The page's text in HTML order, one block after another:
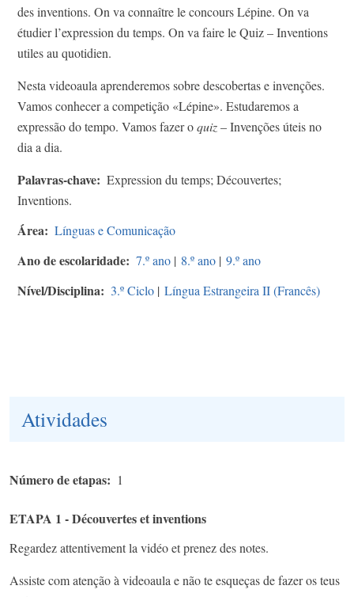
des inventions. On va connaître le concours Lépine. On va
étudier l’expression du temps. On va faire le Quiz – Inventions
utiles au quotidien.
Nesta videoaula aprenderemos sobre descobertas e invenções.
Vamos conhecer a competição «Lépine». Estudaremos a
expressão do tempo. Vamos fazer oquiz– Invenções úteis no
dia a dia.
Palavras-chave
Expression du temps; Découvertes;
Inventions.
Área Línguas e Comunicação
Ano de escolaridade 7.º ano | 8.º ano | 9.º ano
Nível/Disciplina 3.º Ciclo | Língua Estrangeira II (Francês)
Atividades
Número de etapas 1
ETAPA 1 - Découvertes et inventions
Regardez attentivement la vidéo et prenez des notes.
Assiste com atenção à videoaula e não te esqueças de fazer os teus